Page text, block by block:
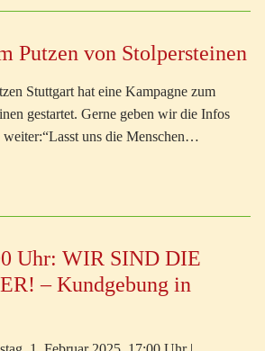
Putzen von Stolpersteinen
Stuttgart hat eine Kampagne zum
gestartet. Gerne geben wir die Infos
weiter:“Lasst uns die Menschen…
Uhr: WIR SIND DIE
– Kundgebung in